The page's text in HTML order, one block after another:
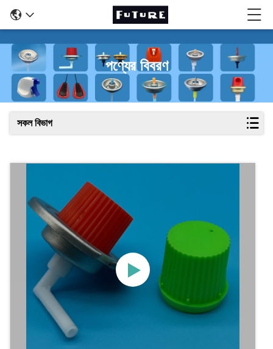
পণ্যের বিবরণ
সকল বিভাগ